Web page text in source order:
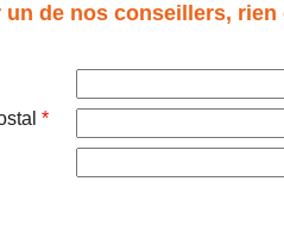
de nos conseillers,
*